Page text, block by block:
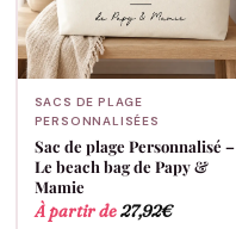
SACS DE PLAGE
PERSONNALISÉES
Sac de plage Personnalisé –
Le beach bag de Papy &
Mamie
À partir de27,92€